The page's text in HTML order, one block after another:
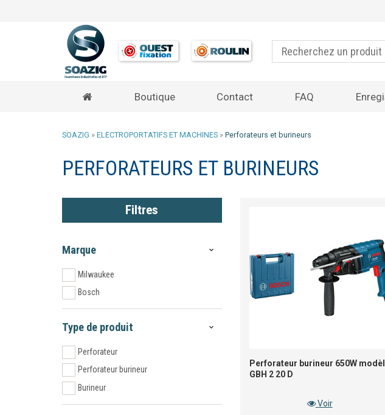
Boutique Contact FAQ
SOAZIG » ELECTROPORTATIFS ET MACHINES » Perforateurs et burineurs
PERFORATEURS ET BURINEURS
Filtres
Marque
Milwaukee
Bosch
Type de produit
Perforateur
Perforateur burineur
Burineur
Perforateur burineur 650W
GBH 2 20 D
Voir